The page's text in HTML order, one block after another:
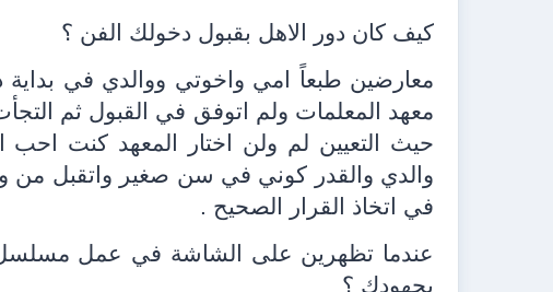
كيف كان دور الاهل بقبول دخولك الفن ؟
معارضين طبعاً امي واخوتي ووالدي في بداية
معهد المعلمات ولم اتوفق في القبول ثم
حيث التعيين لم ولن اختار المعهد كنت احب
والدي والقدر كوني في سن صغير واتقبل من
في اتخاذ القرار الصحيح .
عندما تظهرين على الشاشة في عمل
بجهودك ؟